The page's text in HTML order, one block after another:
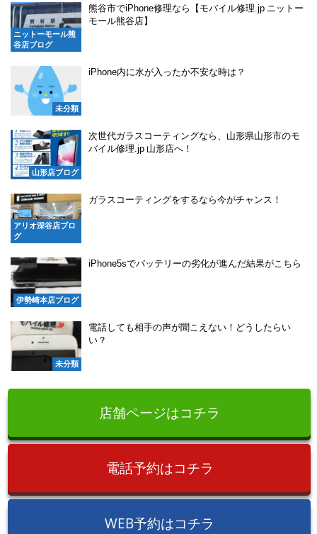
ニットーモール熊
谷店ブログ
熊谷市でiPhone修理なら【モバイル修理.jp ニットー
モール熊谷店】
未分類
iPhone内に水が入ったか不安な時は？
山形店ブログ
次世代ガラスコーティングなら、山形県山形市のモ
バイル修理.jp 山形店へ！
アリオ深谷店ブロ
グ
ガラスコーティングをするなら今がチャンス！
伊勢崎本店ブログ
iPhone5sでバッテリーの劣化が進んだ結果がこちら
未分類
電話しても相手の声が聞こえない！どうしたらい
い？
店舗ページはコチラ
電話予約はコチラ
WEB予約はコチラ